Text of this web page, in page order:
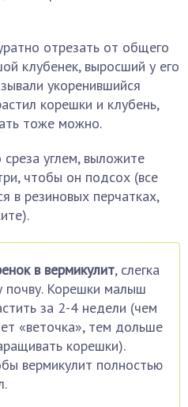
отрезать от общего
клубенек, выросший у его
укоренившийся
корешки и клубень,
тоже можно.
углем, выложите
чтобы он подсох (все
в резиновых перчатках,
в вермикулит, слегка
почву. Корешки малыш
за 2-4 недели (чем
«веточка», тем дольше
корешки).
вермикулит полностью